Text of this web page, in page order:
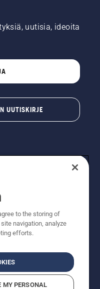
uutisia, ideoita
UUTISKIRJE
oikeudet pidätetään.
oikeudet
Sivusto
ajantasaisena ja
tuotetta voi ostaa
Tiedot
to the storing of
navigation, analyze
efforts.
MY PERSONAL